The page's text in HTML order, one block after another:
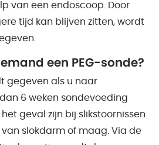
van een endoscoop. Door
tijd kan blijven zitten, wordt
een PEG-sonde?
gegeven als u naar
6 weken sondevoeding
geval zijn bij slikstoornissen
slokdarm of maag. Via de